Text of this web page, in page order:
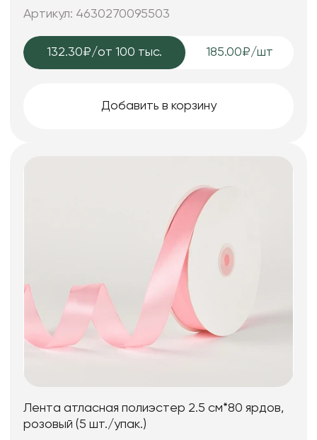
Артикул: 4630270095503
132.30₽/от 100 тыс. 185.00₽/шт
Добавить в корзину
Лента атласная полиэстер 2.5 см*80 ярдов,
розовый (5 шт./упак.)